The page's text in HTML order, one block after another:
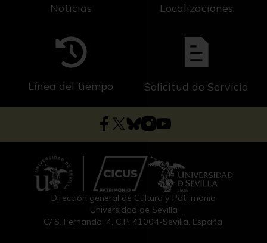
Noticias Localizaciones
Línea del tiempo Solicitud de Servicio
Dirección general de Cultura y Patrimonio
Universidad de Sevilla
C/ S. Fernando, 4, C.P. 41004-Sevilla, España.